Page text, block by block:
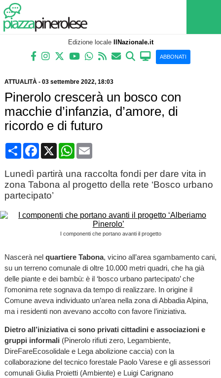
Edizione locale IlNazionale.it
ABBONATI
ATTUALITÀ- 03 settembre 2022, 18:03
Pinerolo crescerà un bosco con
macchie d’infanzia, d’amore, di
ricordo e di futuro
CondividiFacebook
X WhatsApp
Email
Lunedì partirà una raccolta fondi per dare vita in
zona Tabona al progetto della rete ‘Bosco urbano
partecipato’
I componenti che portano avanti il progetto
Nascerà nel quartiere Tabona, vicino all’area sgambamento cani,
su un terreno comunale di oltre 10.000 metri quadri, che ha già
delle piante e dei bambù: è il ‘bosco urbano partecipato’ che
l’omonima rete sognava da tempo di realizzare. In origine il
Comune aveva individuato un’area nella zona di Abbadia Alpina,
ma i residenti non avevano accolto con favore l’iniziativa.
Dietro all’iniziativa ci sono privati cittadini e associazioni e
gruppi informali (Pinerolo rifiuti zero, Legambiente,
DireFareEcosolidale e Lega abolizione caccia) con la
collaborazione del tecnico forestale Paolo Varese e gli assessori
comunali Giulia Proietti (Ambiente) e Luigi Carignano